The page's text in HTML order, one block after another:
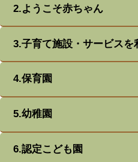
2.ようこそ赤ちゃん
3.子育て施設・サービスを
4.保育園
5.幼稚園
6.認定こども園